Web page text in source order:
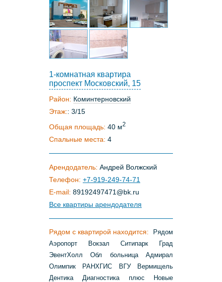
1-комнатная квартира
проспект Московский, 15
Район: Коминтерновский
Этаж:: 3/15
Общая площадь: 40 м2
Спальные места: 4
Арендодатель: Андрей Волжский
Телефон: +7-919-249-74-71
E-mail: 89192497471 @bk ru
Все квартиры арендодателя
Рядом с квартирой находится: Рядом
Аэропорт Вокзал Ситипарк Град
ЭвентХолл Обл больница Адмирал
Олимпик РАНХГИС ВГУ Вермищель
Дентика Диагностика плюс Новые